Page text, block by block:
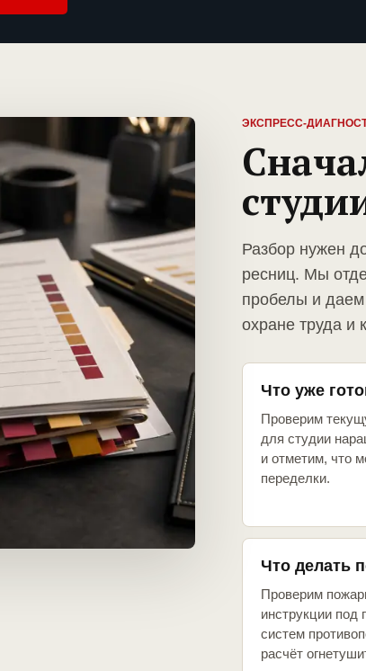
ЭКСПРЕСС-
Разбор нужен
ресниц. Мы
пробелы и даем
охране труда и
Что уже
Проверим
для студии
и отметим, что
переделки.
Что делать
Проверим
инструкции под
систем
расчёт